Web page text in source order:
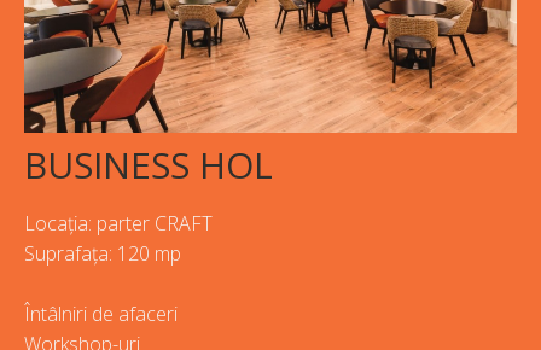
BUSINESS HOL
Locația: parter CRAFT
Suprafața: 120 mp
Întâlniri de afaceri
Workshop-uri